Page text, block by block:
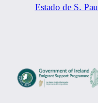
Estado de S.